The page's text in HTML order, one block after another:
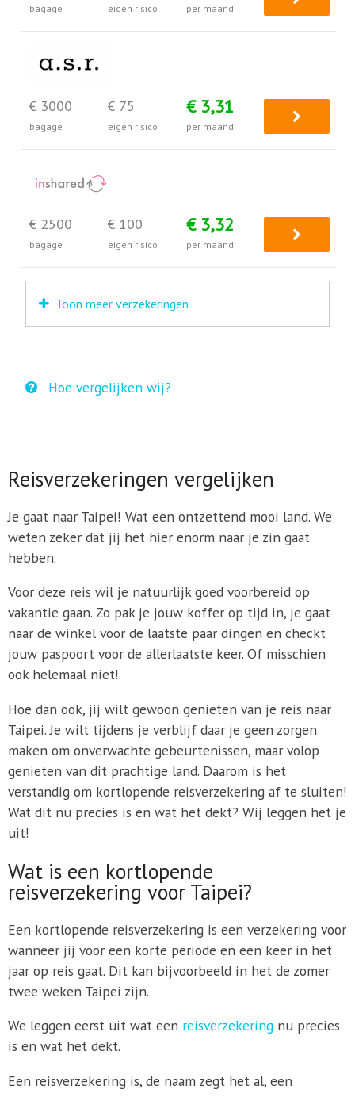
bagage eigen risico per maand
€ 3000
bagage
€ 75
eigen risico
€ 3,31
per maand
€ 2500
bagage
€ 100
eigen risico
€ 3,32
per maand
Toon meer verzekeringen
Hoe vergelijken wij?
Reisverzekeringen vergelijken
Je gaat naar Taipei! Wat een ontzettend mooi land. We
weten zeker dat jij het hier enorm naar je zin gaat
hebben.
Voor deze reis wil je natuurlijk goed voorbereid op
vakantie gaan. Zo pak je jouw koffer op tijd in, je gaat
naar de winkel voor de laatste paar dingen en checkt
jouw paspoort voor de allerlaatste keer. Of misschien
ook helemaal niet!
Hoe dan ook, jij wilt gewoon genieten van je reis naar
Taipei. Je wilt tijdens je verblijf daar je geen zorgen
maken om onverwachte gebeurtenissen, maar volop
genieten van dit prachtige land. Daarom is het
verstandig om kortlopende reisverzekering af te sluiten!
Wat dit nu precies is en wat het dekt? Wij leggen het je
uit!
Wat is een kortlopende
reisverzekering voor Taipei?
Een kortlopende reisverzekering is een verzekering voor
wanneer jij voor een korte periode en een keer in het
jaar op reis gaat. Dit kan bijvoorbeeld in het de zomer
twee weken Taipei zijn.
We leggen eerst uit wat een reisverzekeringnu precies
is en wat het dekt.
Een reisverzekering is, de naam zegt het al, een